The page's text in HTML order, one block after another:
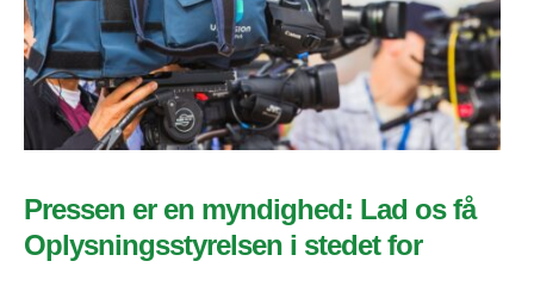
Pressen er en myndighed: Lad os få
Oplysningsstyrelsen i stedet for